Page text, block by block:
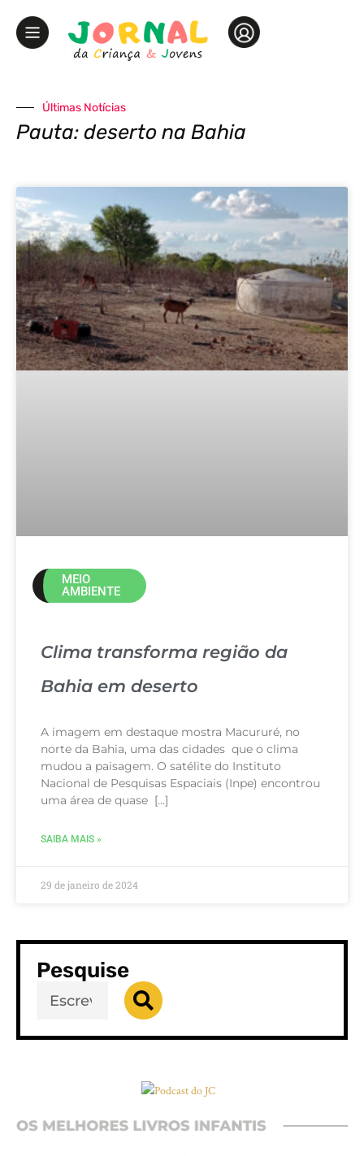
Últimas Notícias
Pauta: deserto na Bahia
MEIO
AMBIENTE
Clima transforma região da
Bahia em deserto
A imagem em destaque mostra Macururé, no
norte da Bahia, uma das cidades que o clima
mudou a paisagem. O satélite do Instituto
Nacional de Pesquisas Espaciais (Inpe) encontrou
uma área de quase […]
SAIBA MAIS »
29 de janeiro de 2024
Pesquise